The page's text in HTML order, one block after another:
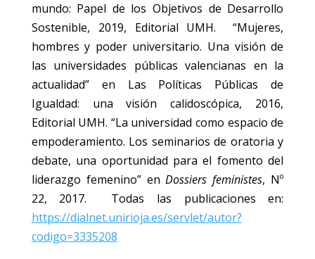
mundo: Papel de los Objetivos de Desarrollo
Sostenible, 2019, Editorial UMH. “Mujeres,
hombres y poder universitario. Una visión de
las universidades públicas valencianas en la
actualidad” en Las Políticas Públicas de
Igualdad: una visión calidoscópica, 2016,
Editorial UMH. “La universidad como espacio de
empoderamiento. Los seminarios de oratoria y
debate, una oportunidad para el fomento del
liderazgo femenino” enDossiers feministes, Nº
22, 2017. Todas las publicaciones en:
https://dialnet.unirioja.es/servlet/autor?
codigo=3335208